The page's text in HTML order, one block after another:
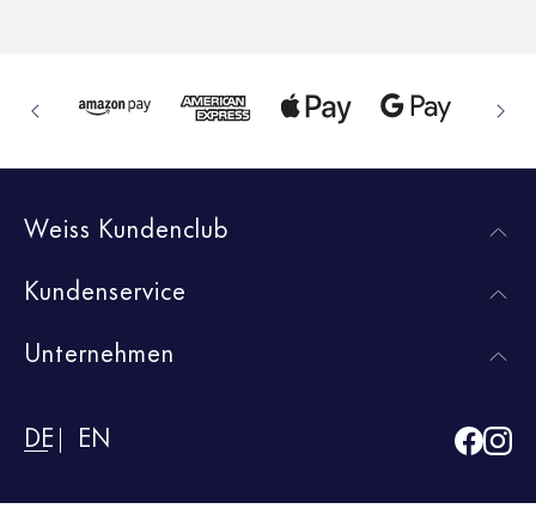
Weiss Kundenclub
Kundenservice
Unternehmen
DE EN